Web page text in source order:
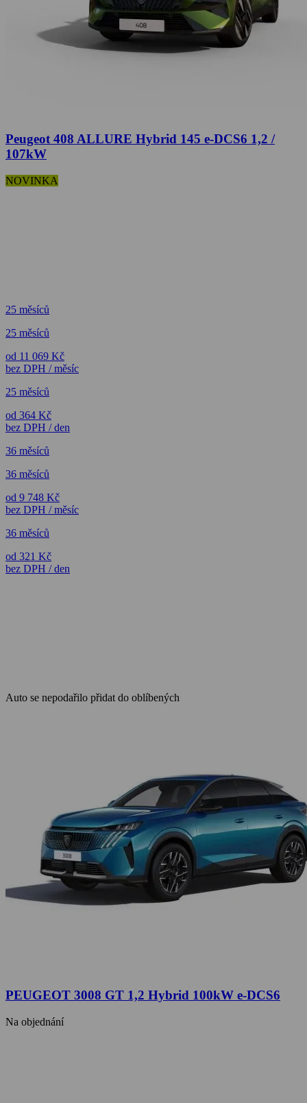
Peugeot 408 ALLURE Hybrid 145 e-DCS6 1,2 /
107kW
NOVINKA
25 měsíců
25 měsíců
od 11 069 Kč
bez DPH / měsíc
25 měsíců
od 364 Kč
bez DPH / den
36 měsíců
36 měsíců
od 9 748 Kč
bez DPH / měsíc
36 měsíců
od 321 Kč
bez DPH / den
Auto se nepodařilo přidat do oblíbených
PEUGEOT 3008 GT 1,2 Hybrid 100kW e-DCS6
Na objednání